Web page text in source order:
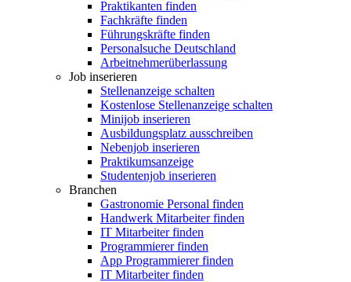
Praktikanten finden
Fachkräfte finden
Führungskräfte finden
Personalsuche Deutschland
Arbeitnehmerüberlassung
Job inserieren
Stellenanzeige schalten
Kostenlose Stellenanzeige schalten
Minijob inserieren
Ausbildungsplatz ausschreiben
Nebenjob inserieren
Praktikumsanzeige
Studentenjob inserieren
Branchen
Gastronomie Personal finden
Handwerk Mitarbeiter finden
IT Mitarbeiter finden
Programmierer finden
App Programmierer finden
IT Mitarbeiter finden